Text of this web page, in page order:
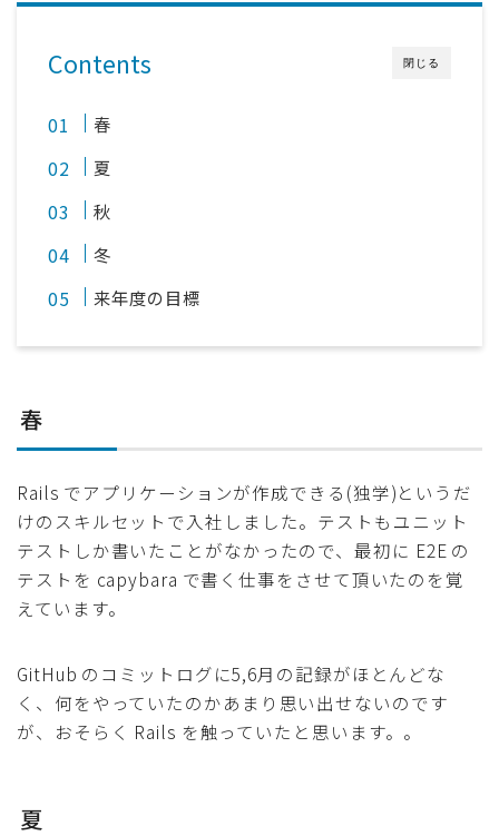
公式ページ
閉じる
Contents
春
夏
秋
冬
来年度の目標
春
Rails でアプリケーションが作成できる(独学)というだ
けのスキルセットで入社しました。テストもユニット
テストしか書いたことがなかったので、最初に E2E の
テストを capybara で書く仕事をさせて頂いたのを覚
えています。
GitHub のコミットログに5,6月の記録がほとんどな
く、何をやっていたのかあまり思い出せないのです
が、おそらく Rails を触っていたと思います。。
夏